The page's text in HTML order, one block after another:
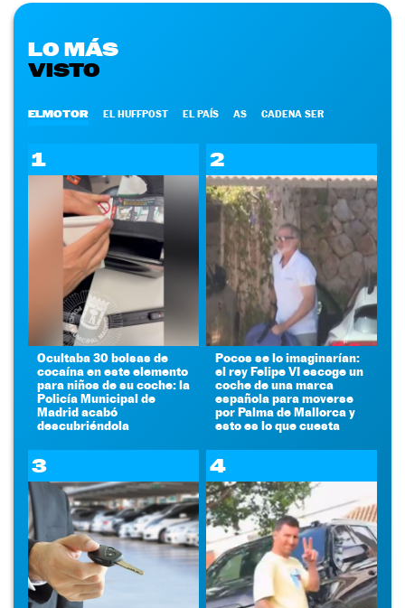
LO MÁS
VISTO
ELMOTOR EL HUFFPOST EL PAÍS AS CADENA SER
1
Ocultaba 30 bolsas de
cocaína en este elemento
para niños de su coche: la
Policía Municipal de
Madrid acabó
descubriéndola
2
Pocos se lo imaginarían:
el rey Felipe VI escoge un
coche de una marca
española para moverse
por Palma de Mallorca y
esto es lo que cuesta
3 4